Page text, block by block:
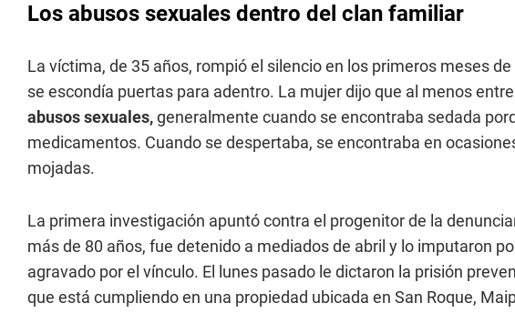
Los abusos sexuales dentro del clan familiar
La víctima, de 35 años, rompió el silencio en los primeros meses
se escondía puertas para adentro. La mujer dijo que al menos
abusos sexuales,generalmente cuando se encontraba sedada
medicamentos. Cuando se despertaba, se encontraba en
mojadas.
La primera investigación apuntó contra el progenitor de la
más de 80 años, fue detenido a mediados de abril y lo imputaron
agravado por el vínculo. El lunes pasado le dictaron la prisión
que está cumpliendo en una propiedad ubicada en San Roque,